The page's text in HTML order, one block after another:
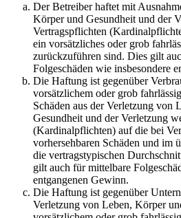
Der Betreiber haftet mit
Körper und Gesundheit und der
Vertragspflichten
ein vorsätzliches oder grob
zurückzuführen sind. Dies gilt
Folgeschäden wie insbesondere
Die Haftung ist gegenüber
vorsätzlichem oder grob
Schäden aus der Verletzung von
Gesundheit und der Verletzung
(Kardinalpflichten) auf die bei
vorhersehbaren Schäden und im
die vertragstypischen
gilt auch für mittelbare
entgangenen Gewinn.
Die Haftung ist gegenüber
Verletzung von Leben, Körper